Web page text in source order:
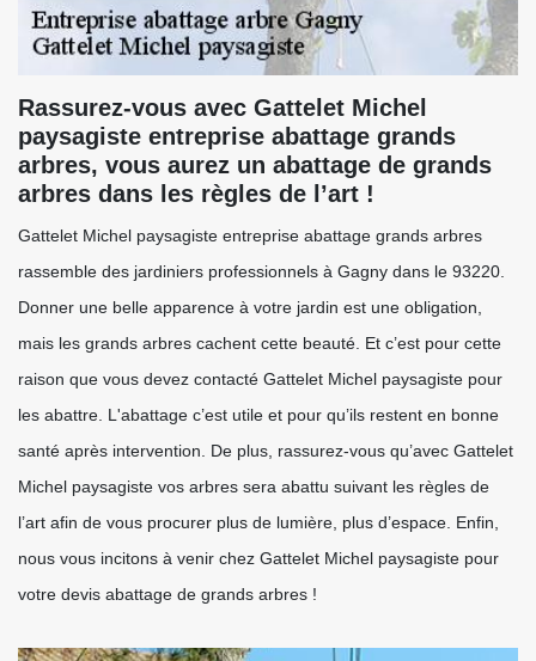
Rassurez-vous avec Gattelet Michel
paysagiste entreprise abattage grands
arbres, vous aurez un abattage de grands
arbres dans les règles de l’art !
Gattelet Michel paysagiste entreprise abattage grands arbres
rassemble des jardiniers professionnels à Gagny dans le 93220.
Donner une belle apparence à votre jardin est une obligation,
mais les grands arbres cachent cette beauté. Et c’est pour cette
raison que vous devez contacté Gattelet Michel paysagiste pour
les abattre. L'abattage c’est utile et pour qu’ils restent en bonne
santé après intervention. De plus, rassurez-vous qu’avec Gattelet
Michel paysagiste vos arbres sera abattu suivant les règles de
l’art afin de vous procurer plus de lumière, plus d’espace. Enfin,
nous vous incitons à venir chez Gattelet Michel paysagiste pour
votre devis abattage de grands arbres !